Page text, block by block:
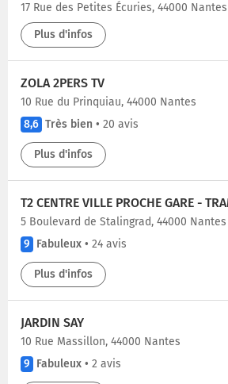
17 Rue des Petites Écuries, 44000 Nantes
Plus d'infos
ZOLA 2PERS TV
10 Rue du Prinquiau, 44000 Nantes
8,6 Très bien • 20 avis
Plus d'infos
5 Boulevard de Stalingrad, 44000 Nantes
9 Fabuleux • 24 avis
Plus d'infos
JARDIN SAY
10 Rue Massillon, 44000 Nantes
9 Fabuleux • 2 avis